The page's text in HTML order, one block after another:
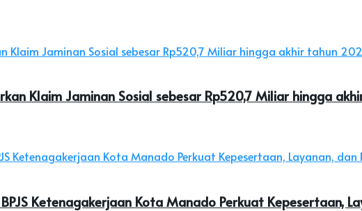
Klaim Jaminan Sosial sebesar Rp520,7 Miliar hingga
Ketenagakerjaan Kota Manado Perkuat Kepesertaan,